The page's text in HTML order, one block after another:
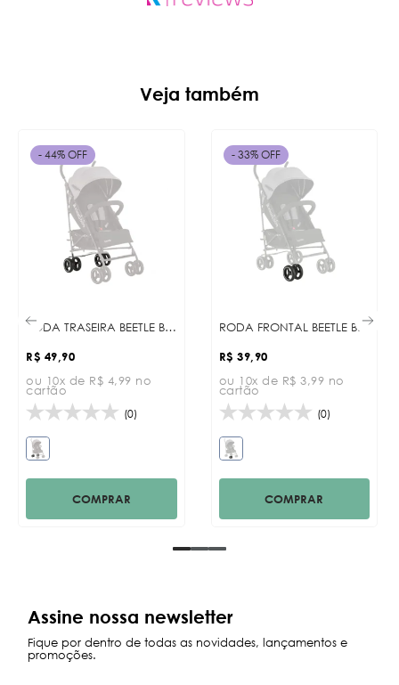
Veja também
RODA TRASEIRA BEETLE BLACK
R$ 49,90
ou 10x de R$ 4,99 no
cartão
- 44% OFF
(0)
COMPRAR
RODA FRONTAL BEETLE BLACK
R$ 39,90
ou 10x de R$ 3,99 no
cartão
- 33% OFF
(0)
COMPRAR
Assine nossa newsletter
Fique por dentro de todas as novidades, lançamentos e
promoções.